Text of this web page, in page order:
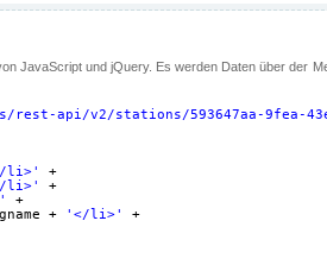
JavaScript und jQuery. Es werden Daten über der
rest-api/v2/stations/593647aa-9fea-
li>'
+
li>'
+
+
+ '</li>'
+